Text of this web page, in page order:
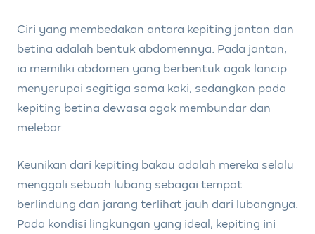
Ciri yang membedakan antara kepiting jantan dan
betina adalah bentuk abdomennya. Pada jantan,
ia memiliki abdomen yang berbentuk agak lancip
menyerupai segitiga sama kaki, sedangkan pada
kepiting betina dewasa agak membundar dan
melebar.
Keunikan dari kepiting bakau adalah mereka selalu
menggali sebuah lubang sebagai tempat
berlindung dan jarang terlihat jauh dari lubangnya.
Pada kondisi lingkungan yang ideal, kepiting ini